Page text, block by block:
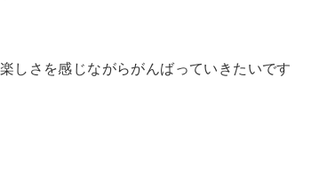
しさを感じながらがんばっていきたいです